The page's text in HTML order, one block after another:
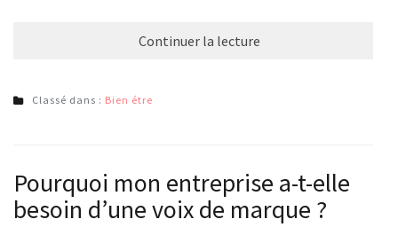
Continuer la lecture
Classé dans : Bien étre
Pourquoi mon entreprise a-t-elle
besoin d’une voix de marque ?